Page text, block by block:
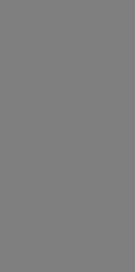
con tu Cuenta Fácil
- Agosto de 2026